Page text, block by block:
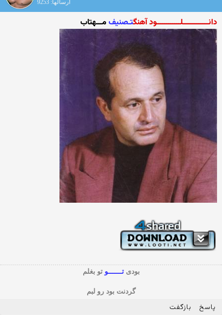
ارسالها: 9253
دانـــــــــــــلــــــــــــود آهنگتـصنیف مـــهتاب
بودیتـــــــوتو بغلم
گردنت بود رو لبم
پاسخ بازگفت